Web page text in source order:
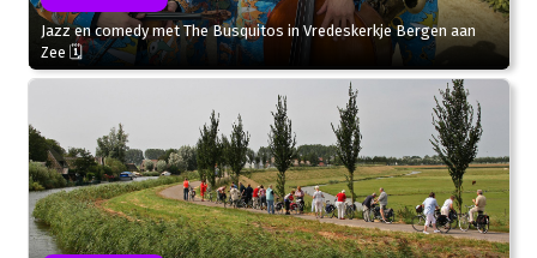
Jazz en comedy met The Busquitos in Vredeskerkje Bergen aan
Zee 🗓